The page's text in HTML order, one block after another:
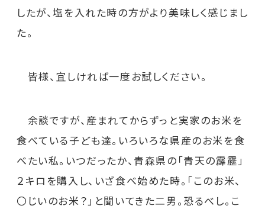
したが、塩を入れた時の方がより美味しく感じまし
た。
皆様、宜しければ一度お試しください。
余談ですが、産まれてからずっと実家のお米を
食べている子ども達。いろいろな県産のお米を食
べたい私。いつだったか、青森県の「青天の霹靂」
２キロを購入し、いざ食べ始めた時。「このお米、
〇じいのお米？」と聞いてきた二男。恐るべし。こ